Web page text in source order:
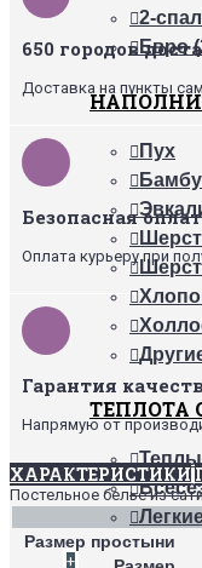
2-
Евро
Пух
ТЕПЛОТА
+
650 городов
Доставка на пункты
Безопасная
Оплата курьеру при
Гарантия
Напрямую от
ХАРАКТЕРИСТИКИ
Постельное белье из
Размер простыни